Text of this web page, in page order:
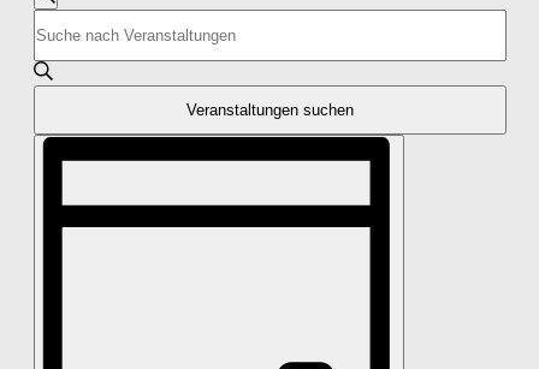
Suche
und
Ansichten,
Navigation
Suche
Schlüsselwort
eingeben.
Suche
Veranstaltungen
Schlüsselwort.
Veranstaltungen suchen
Veranstaltung
Navigation